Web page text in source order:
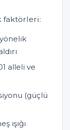
faktörleri:
alleli ve
(güçlü
ışığı